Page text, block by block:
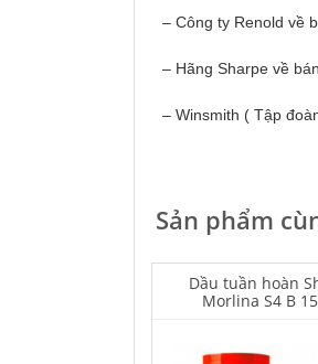
– Công ty Renold về
– Hãng Sharpe về
– Winsmith ( Tập
Sản phẩm
Dầu tuần hoàn
Morlina S4 B